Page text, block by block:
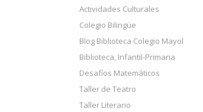
Actividades Culturales
Colegio Bilingüe
Blog Biblioteca Colegio Mayol
Biblioteca, Infantil-Primaria
Desafíos Matemáticos
Taller de Teatro
Taller Literario